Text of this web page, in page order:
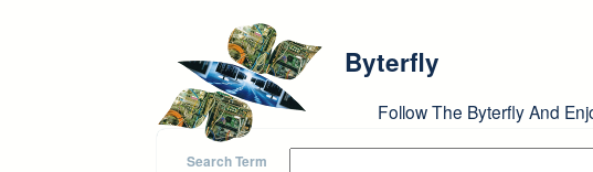
Byterfly
Follow The Byterfly And
Search Term